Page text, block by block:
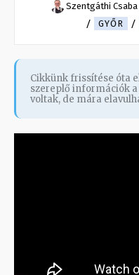
Szentgáthi Csaba
GYŐR
Cikkünk frissítése óta
szereplő információk
voltak, de mára